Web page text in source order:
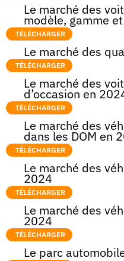
Le marché des
modèle, gamme
TÉLÉCHARGER
Le marché des
TÉLÉCHARGER
Le marché des
d’occasion en
TÉLÉCHARGER
Le marché des
dans les DOM en
TÉLÉCHARGER
Le marché des
2024
TÉLÉCHARGER
Le marché des
2024
TÉLÉCHARGER
Le parc